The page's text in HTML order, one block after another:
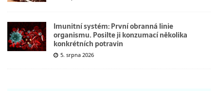
Imunitní systém: První obranná linie
organismu. Posilte ji konzumací několika
konkrétních potravin
5. srpna 2026